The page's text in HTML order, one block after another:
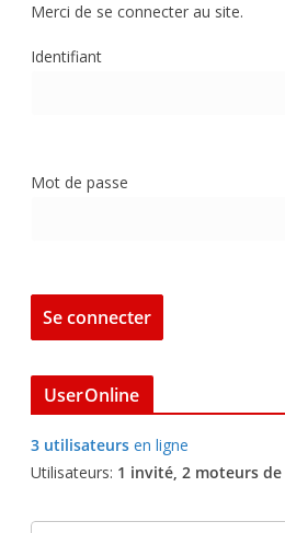
Merci de se connecter au site.
Identifiant
Mot de passe
UserOnline
3 utilisateurs en ligne
Utilisateurs: 1 invité, 2 moteurs